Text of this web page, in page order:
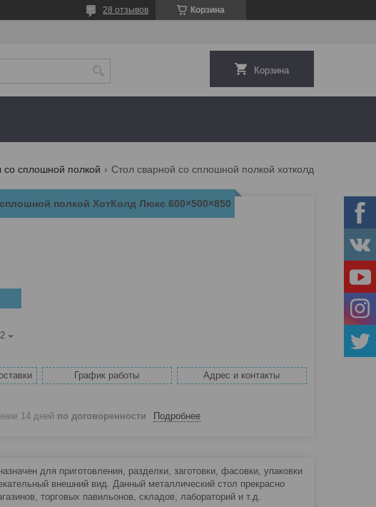
Корзина
28 отзывов
Корзина
со сплошной полкой
полкой ХотКолд Люкс 600×500×850
График работы Адрес и контакты
14 дней по договоренности Подробнее
для приготовления, разделки, заготовки, фасовки, упаковки
внешний вид. Данный металлический стол прекрасно
торговых павильонов, складов, лабораторий и т.д.